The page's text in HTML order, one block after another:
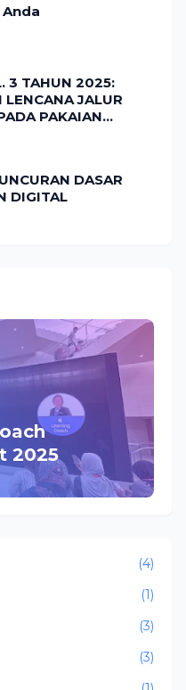
3 TAHUN 2025:
LENCANA JALUR
PAKAIAN
DASAR
DIGITAL
2025
(4)
(1)
(3)
(3)